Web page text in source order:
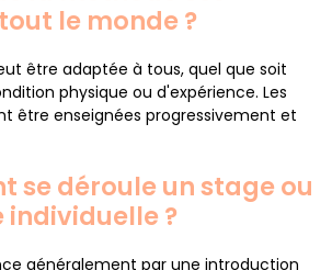
le monde ?
être adaptée à tous, quel que soit
physique ou d'expérience. Les
être enseignées progressivement et
se déroule un stage ou
individuelle ?
généralement par une introduction